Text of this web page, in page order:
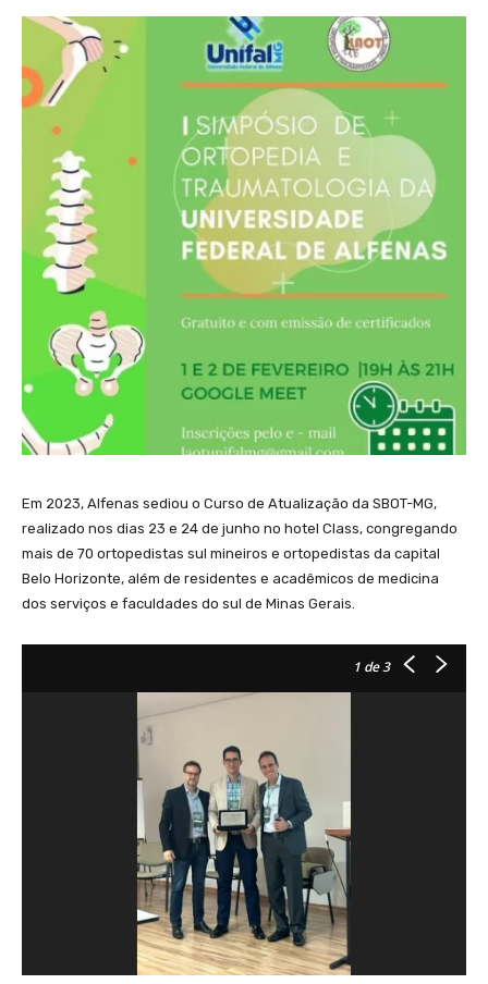
Em 2023, Alfenas sediou o Curso de Atualização da SBOT-MG,
realizado nos dias 23 e 24 de junho no hotel Class, congregando
mais de 70 ortopedistas sul mineiros e ortopedistas da capital
Belo Horizonte, além de residentes e acadêmicos de medicina
dos serviços e faculdades do sul de Minas Gerais.
1 de 3